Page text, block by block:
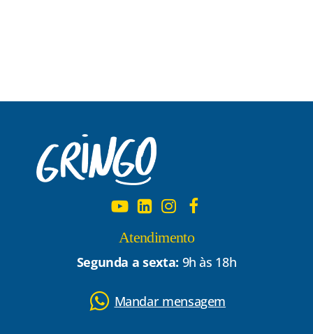
Atendimento
Segunda a sexta: 9h às 18h
Mandar mensagem